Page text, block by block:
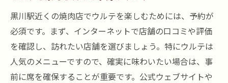
黒川駅近くの焼肉店でウルテを楽しむためには、予約が
必須です。まず、インターネットで店舗の口コミや評価
を確認し、訪れたい店舗を選びましょう。特にウルテは
人気のメニューですので、確実に味わいたい場合は、事
前に席を確保することが重要です。公式ウェブサイトや